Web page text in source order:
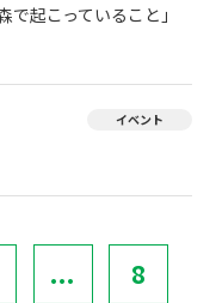
起こっていること」
イベント
... 8